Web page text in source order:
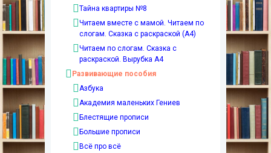
Тайна квартиры №8
Читаем вместе с мамой. Читаем по
слогам. Сказка с раскраской (А4)
Читаем по слогам. Сказка с
раскраской. Вырубка А4
Развивающие пособия
Азбука
Академия маленьких Гениев
Блестящие прописи
Большие прописи
Всё про всё